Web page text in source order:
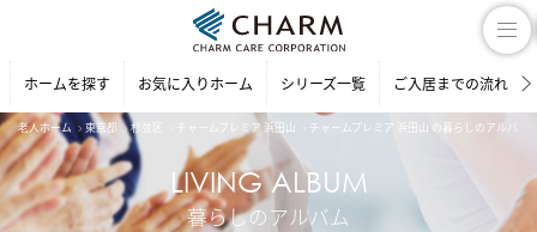
ホームを探す お気に入りホーム シリーズ一覧 ご入居までの流れ
老人ホーム 東京都 杉並区 チャームプレミア 浜田山 チャームプレミア 浜田山 の暮らしのアルバム
LIVING ALBUM
暮らしのアルバム